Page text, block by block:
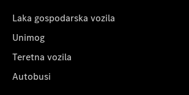
Laka gospodarska vozila
Unimog
Teretna vozila
Autobusi